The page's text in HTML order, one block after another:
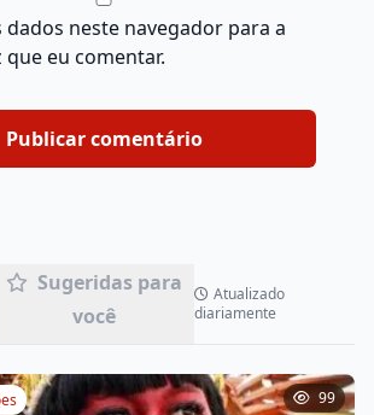
dados neste navegador para a
que eu comentar.
Sugeridas para
você
Atualizado
diariamente
99